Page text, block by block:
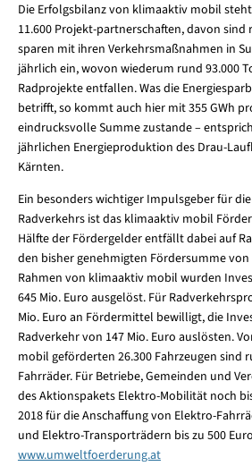
Die Erfolgsbilanz von klimaaktiv mobil
11.600 Projekt-partnerschaften, davon sind
sparen mit ihren Verkehrsmaßnahmen in
jährlich ein, wovon wiederum rund 93.000
Radprojekte entfallen. Was die
betrifft, so kommt auch hier mit 355 GWh
eindrucksvolle Summe zustande –
jährlichen Energieproduktion des Drau-
Kärnten.
Ein besonders wichtiger Impulsgeber für
Radverkehrs ist das klimaaktiv mobil
Hälfte der Fördergelder entfällt dabei auf
den bisher genehmigten Fördersumme von
Rahmen von klimaaktiv mobil wurden
645 Mio. Euro ausgelöst. Für
Mio. Euro an Fördermittel bewilligt, die
Radverkehr von 147 Mio. Euro auslösten.
mobil geförderten 26.300 Fahrzeugen sind
Fahrräder. Für Betriebe, Gemeinden und
des Aktionspakets Elektro-Mobilität noch
2018 für die Anschaffung von Elektro-
und Elektro-Transporträdern bis zu 500
www.umweltfoerderung.at